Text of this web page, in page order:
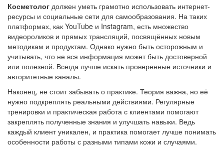
Косметолог должен уметь грамотно использовать интернет-
ресурсы и социальные сети для самообразования. На таких
платформах, как YouTube и Instagram, есть множество
видеороликов и прямых трансляций, посвящённых новым
методикам и продуктам. Однако нужно быть осторожным и
учитывать, что не вся информация может быть достоверной
или полезной. Всегда лучше искать проверенные источники и
авторитетные каналы.
Наконец, не стоит забывать о практике. Теория важна, но её
нужно подкреплять реальными действиями. Регулярные
тренировки и практическая работа с клиентами помогают
закреплять полученные знания и улучшать навыки. Ведь
каждый клиент уникален, и практика помогает лучше понимать
особенности работы с разными типами кожи и случаями.